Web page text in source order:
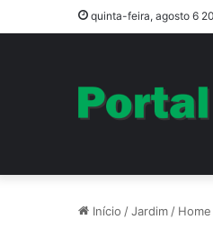
quinta-feira, agosto 6
Início /Jardim /